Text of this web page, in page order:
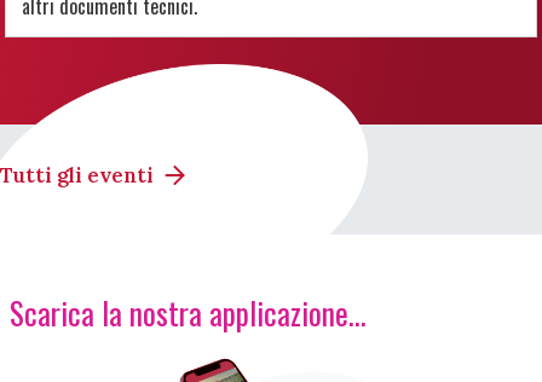
Tutti gli eventi
Scarica la nostra applicazione...
Immagine